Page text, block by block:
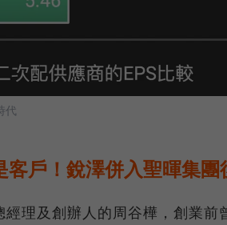
代
戶！銳澤併入聖暉集
理及創辦人的周谷樺，創業前